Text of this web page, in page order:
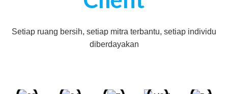
Setiap ruang bersih, setiap mitra terbantu, setiap individu
diberdayakan